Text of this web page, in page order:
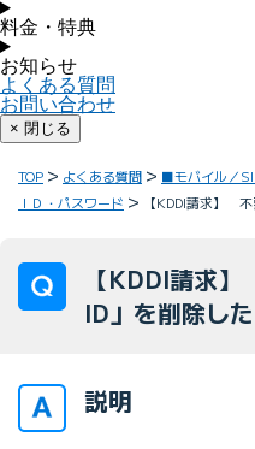
料金・特典
お知らせ
よくある質問
お問い合わせ
× 閉じる
TOP よくある質問 ■モバイル／
ＩＤ・パスワード
【KDDI請求】
【KDDI請求
ID」を削除し
説明